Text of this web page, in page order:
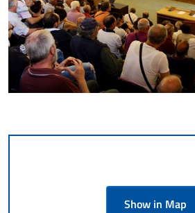
Show in Map